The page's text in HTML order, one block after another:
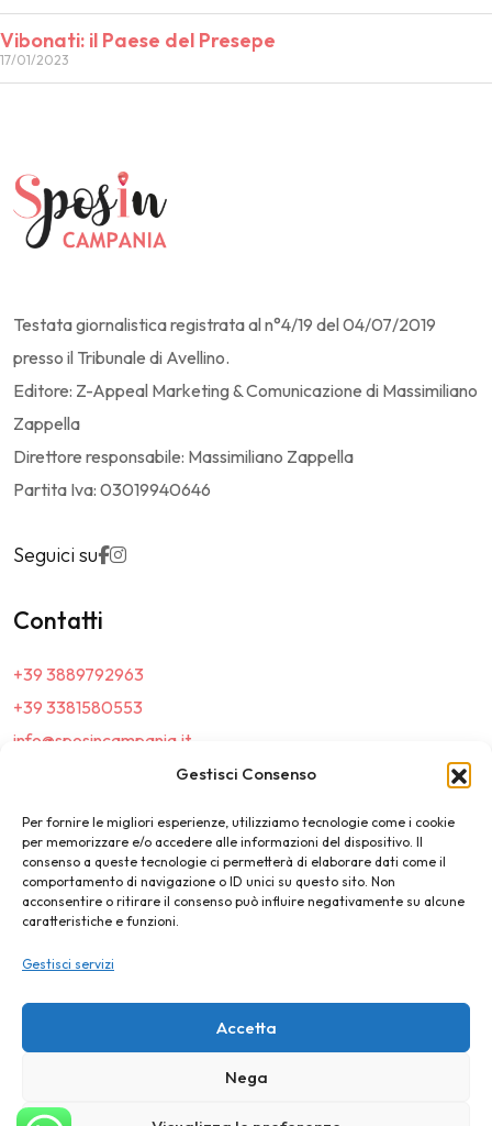
Gestisci Consenso
Per fornire le migliori esperienze, utilizziamo tecnologie come i cookie
per memorizzare e/o accedere alle informazioni del dispositivo. Il
consenso a queste tecnologie ci permetterà di elaborare dati come il
comportamento di navigazione o ID unici su questo sito. Non
acconsentire o ritirare il consenso può influire negativamente su alcune
caratteristiche e funzioni.
Gestisci servizi
Accetta
Nega
Vibonati: il Paese del Presepe
17/01/2023
Testata giornalistica registrata al n°4/19 del 04/07/2019
presso il Tribunale di Avellino.
Editore: Z-Appeal Marketing & Comunicazione di Massimiliano
Zappella
Direttore responsabile: Massimiliano Zappella
Partita Iva: 03019940646
Seguici su
Contatti
+39 3889792963
+39 3381580553
info@sposincampania.it
sposincampania@pec.it
Link
Top100
News e Tendenze
Destination Wedding
©2025 SposIn Campania